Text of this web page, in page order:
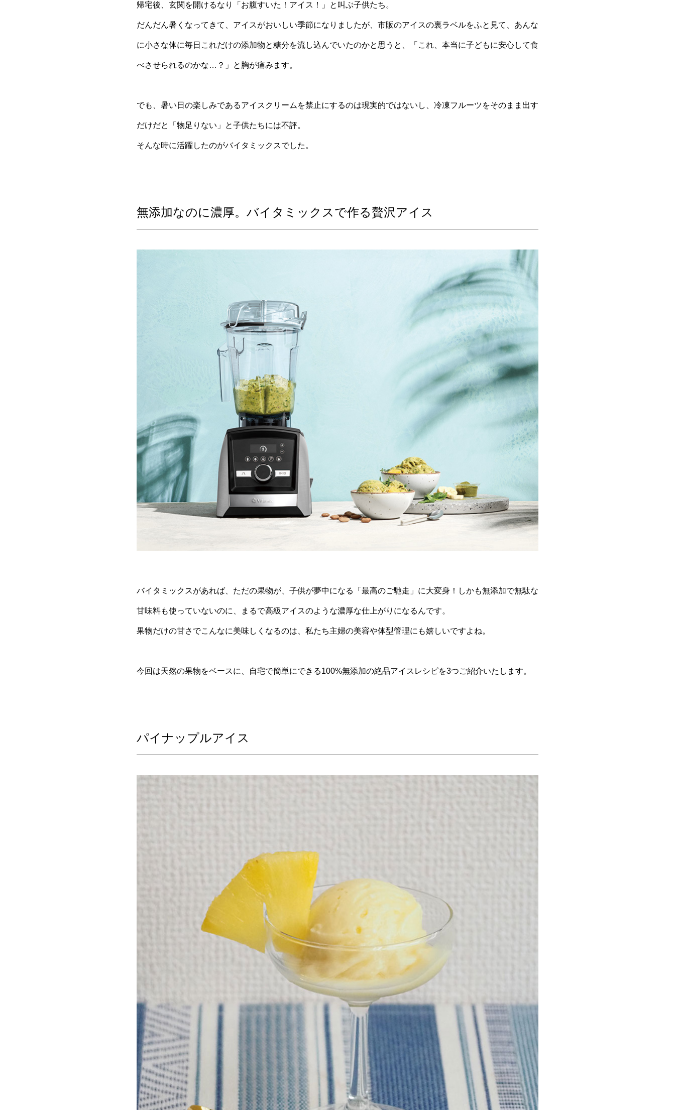
帰宅後、玄関を開けるなり「お腹すいた！アイス！」と叫ぶ子供たち。
だんだん暑くなってきて、アイスがおいしい季節になりましたが、市販のアイスの裏ラベルをふと見て、あんな
に小さな体に毎日これだけの添加物と糖分を流し込んでいたのかと思うと、「これ、本当に子どもに安心して食
べさせられるのかな…？」と胸が痛みます。
でも、暑い日の楽しみであるアイスクリームを禁止にするのは現実的ではないし、冷凍フルーツをそのまま出す
だけだと「物足りない」と子供たちには不評。
そんな時に活躍したのがバイタミックスでした。
無添加なのに濃厚。バイタミックスで作る贅沢アイス
バイタミックスがあれば、ただの果物が、子供が夢中になる「最高のご馳走」に大変身！しかも無添加で無駄な
甘味料も使っていないのに、まるで高級アイスのような濃厚な仕上がりになるんです。
果物だけの甘さでこんなに美味しくなるのは、私たち主婦の美容や体型管理にも嬉しいですよね。
今回は天然の果物をベースに、自宅で簡単にできる100%無添加の絶品アイスレシピを3つご紹介いたします。
パイナップルアイス